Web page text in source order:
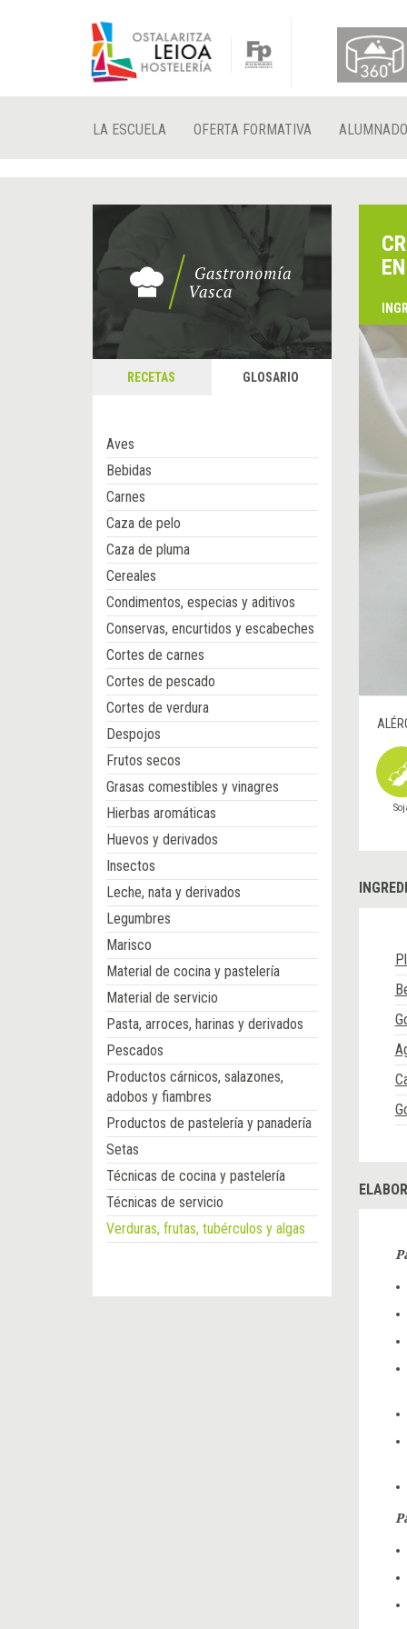
LA ESCUELA OFERTA FORMATIVA ALUMNADO
RECETAS GLOSARIO
Aves
Bebidas
Carnes
Caza de pelo
Caza de pluma
Cereales
Condimentos, especias y aditivos
Conservas, encurtidos y escabeches
Cortes de carnes
Cortes de pescado
Cortes de verdura
Despojos
Frutos secos
Grasas comestibles y vinagres
Hierbas aromáticas
Huevos y derivados
Insectos
Leche, nata y derivados
Legumbres
Marisco
Material de cocina y pastelería
Material de servicio
Pasta, arroces, harinas y derivados
Pescados
Productos cárnicos, salazones,
adobos y fiambres
Productos de pastelería y panadería
Setas
Técnicas de cocina y pastelería
Técnicas de servicio
Verduras, frutas, tubérculos y algas